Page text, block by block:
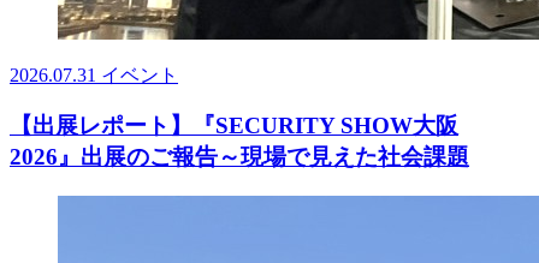
2026.07.31 イベント
【出展レポート】『SECURITY SHOW大阪
2026』出展のご報告～現場で見えた社会課題